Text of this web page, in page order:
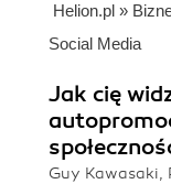
Helion.pl »
Social Media
Jak cię
Guy Kawasaki,